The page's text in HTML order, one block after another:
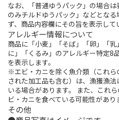
なお、「普通ゆうパック」の場合
のみチルドゆうパック」などとな
ず、商品内容欄にその旨を表示して
アレルギー情報について
商品に「小麦」「そば」「卵」「
に」「くるみ」のアレルギー特定8
を表示します。
※エビ・カニを除く魚介類（これ
された加工品も含む）は、漁獲漁
いる場合があります。 また、これ
ビ・カニを食べている可能性があり
その他